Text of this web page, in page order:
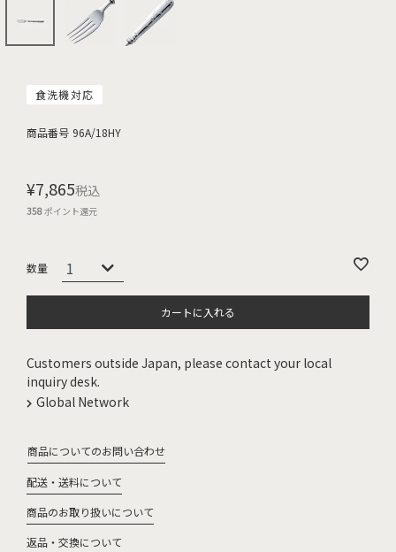
食洗機対応
商品番号 96A/18HY
¥7,865税込
358ポイント還元
カートに入れる
Customers outside Japan, please contact your local
inquiry desk.
Global Network
商品についてのお問い合わせ
配送・送料について
商品のお取り扱いについて
返品・交換について